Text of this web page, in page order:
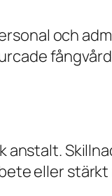
och
eller